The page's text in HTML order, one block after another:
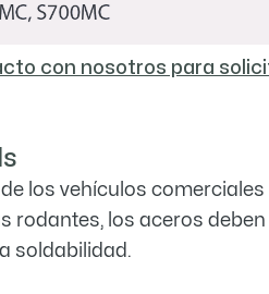
con nosotros para
los vehículos
rodantes, los aceros
soldabilidad.